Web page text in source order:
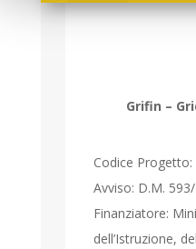
Grifin –
Codice
Avviso: D.M.
Finanziatore:
dell’Istruzione,